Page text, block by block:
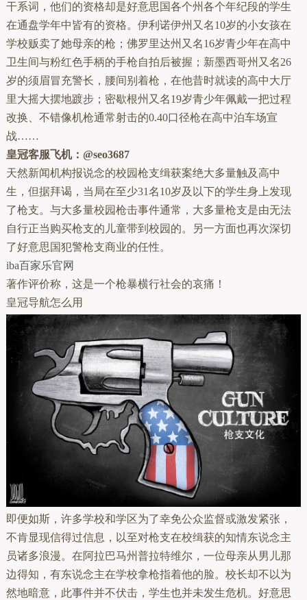
干系词，他们的资格却是好意思国各个州各个年纪段的学生
在通盘学年中皆有的资格。伊利诺伊州又名10岁的小女孩在
学校贩卖了她母亲的枪；佛罗里达州又名16岁青少年在高中
卫生间与粉红色手柄的手枪自拍后被握；新墨西哥州又名26
岁的须眉冒充警长，腰间别着枪，在他昔时就读的高中大厅
里大摇大摆地踱步；密歇根州又名19岁青少年佩戴一把过程
改换、不错像机枪通常射击的0.40口径枪在高中泊车场宣
战……
皇冠客服飞机：@seo3687
天然新闻机构报说念的校园枪支缉获案绝大多量触及高中
生，但据拜谒，当局在至少31名10岁及以下的学生身上发现
了枪支。与大多量校园枪击事件通常，大多量枪支是由无法
自行正当购买枪支的儿童带到校园的。另一方面也再次深切
了好意思国犯警枪支商业的任性。
iba百家乐官网
著作评价称，这是一个枪暴横行社会的哀痛！
皇冠导航怎么用
即便如斯，许多学校和学区为了幸免公众监督或激发紧张，
不肯显现信得过信息，以至对枪支在校缉获的知情东说念主
员诸多浪漫。在阿拉巴马州普拉特维尔，一位母亲从男儿那
边得知，有东说念主在学校拿枪指着他的脸。校长却不以为
然地暗意，此事件并不伏击，学生也并未发生危机。好意思